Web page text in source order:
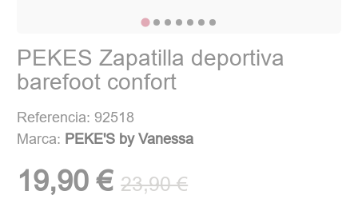
PEKES Zapatilla deportiva
barefoot confort
Referencia: 92518
Marca: PEKE'S by Vanessa
19,90 € 23,90 €